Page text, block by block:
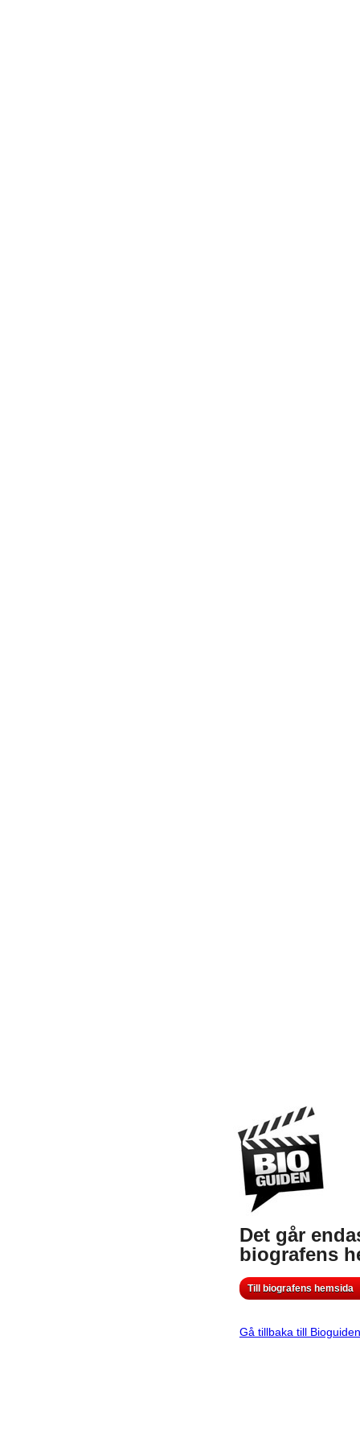
Det går
biografens
Till biografens hemsida
Gå tillbaka till Bioguiden